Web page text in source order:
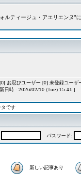
ルティージュ・アエリエンヌ”
[0] お忍びユーザー [0] 未登録ユー
日時 - 2026/02/10 (Tue) 15:41 ]
タです
パスワード:
新しい記事あり